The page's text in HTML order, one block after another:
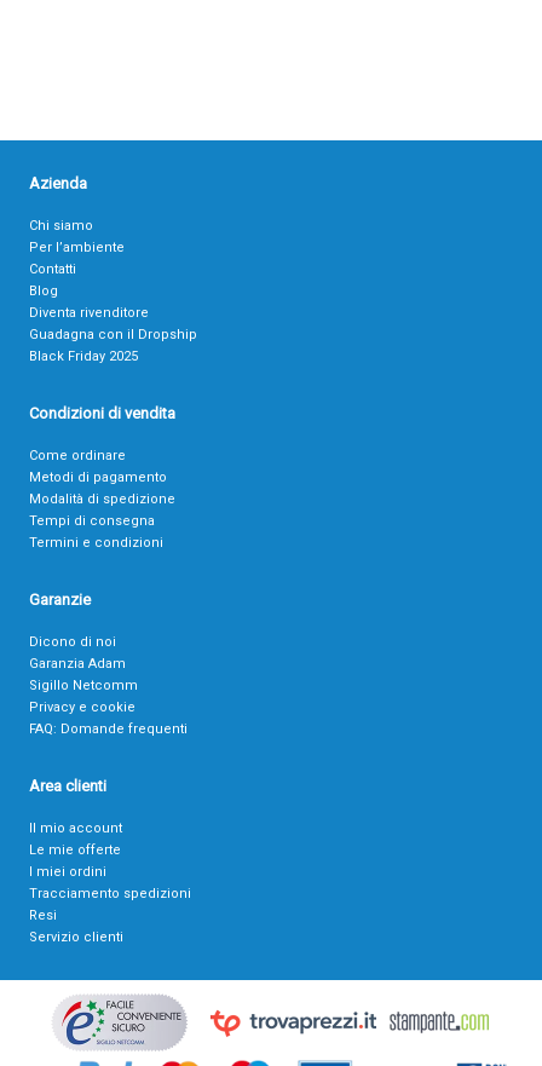
Azienda
Chi siamo
Per l’ambiente
Contatti
Blog
Diventa rivenditore
Guadagna con il Dropship
Black Friday 2025
Condizioni di vendita
Come ordinare
Metodi di pagamento
Modalità di spedizione
Tempi di consegna
Termini e condizioni
Garanzie
Dicono di noi
Garanzia Adam
Sigillo Netcomm
Privacy e cookie
FAQ: Domande frequenti
Area clienti
Il mio account
Le mie offerte
I miei ordini
Tracciamento spedizioni
Resi
Servizio clienti